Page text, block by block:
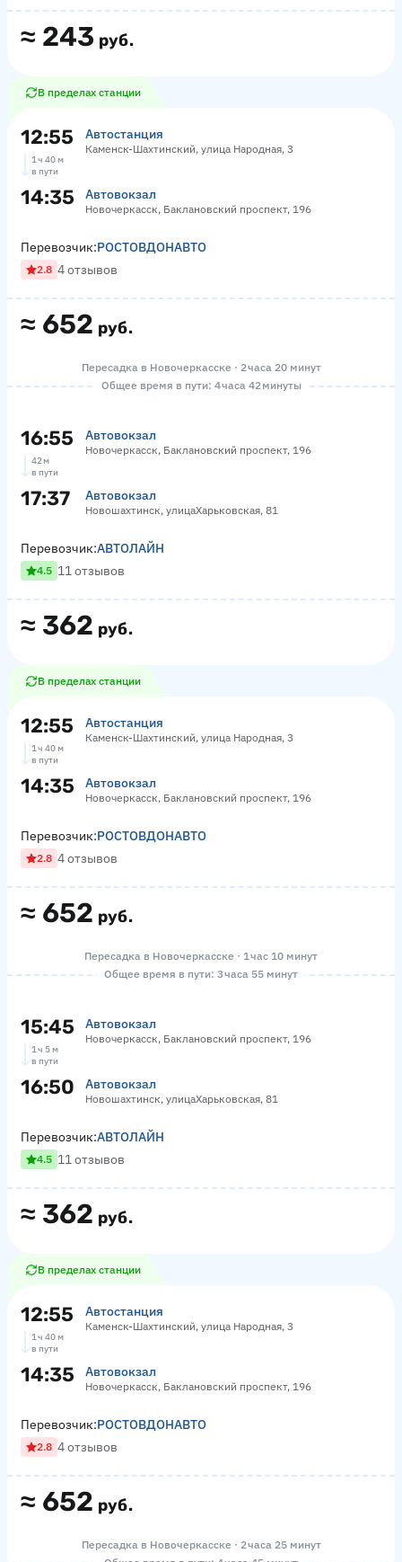
≈ 243 руб.
В пределах станции
12:55 Автостанция
Каменск-Шахтинский, улица Народная, 3
1 ч 40 м
в пути
14:35 Автовокзал
Новочеркасск, Баклановский проспект, 196
≈ 652 руб.
Перевозчик:РОСТОВДОНАВТО
2.8 4 отзывов
Пересадка в Новочеркасске · 2 часа 20 минут
Общее время в пути: 4 часа 42 минуты
16:55 Автовокзал
Новочеркасск, Баклановский проспект, 196
42 м
в пути
17:37 Автовокзал
Новошахтинск, улицаХарьковская, 81
≈ 362 руб.
Перевозчик:АВТОЛАЙН
4.5 11 отзывов
В пределах станции
12:55 Автостанция
Каменск-Шахтинский, улица Народная, 3
1 ч 40 м
в пути
14:35 Автовокзал
Новочеркасск, Баклановский проспект, 196
≈ 652 руб.
Перевозчик:РОСТОВДОНАВТО
2.8 4 отзывов
Пересадка в Новочеркасске · 1 час 10 минут
Общее время в пути: 3 часа 55 минут
15:45 Автовокзал
Новочеркасск, Баклановский проспект, 196
1 ч 5 м
в пути
16:50 Автовокзал
Новошахтинск, улицаХарьковская, 81
≈ 362 руб.
Перевозчик:АВТОЛАЙН
4.5 11 отзывов
В пределах станции
12:55 Автостанция
Каменск-Шахтинский, улица Народная, 3
1 ч 40 м
в пути
14:35 Автовокзал
Новочеркасск, Баклановский проспект, 196
≈ 652 руб.
Перевозчик:РОСТОВДОНАВТО
2.8 4 отзывов
Пересадка в Новочеркасске · 2 часа 25 минут